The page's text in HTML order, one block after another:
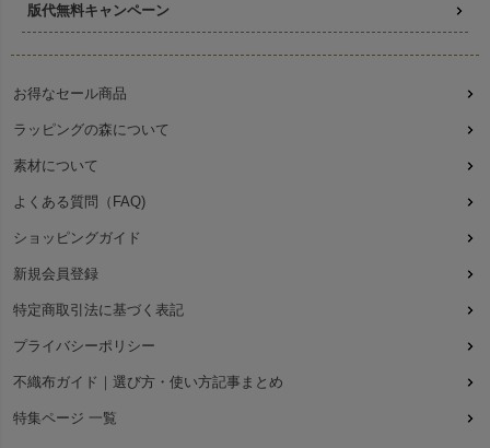
版代無料キャンペーン
お得なセール商品
ラッピングの森について
素材について
よくある質問（FAQ)
ショッピングガイド
新規会員登録
特定商取引法に基づく表記
プライバシーポリシー
不織布ガイド｜選び方・使い方記事まとめ
特集ページ 一覧